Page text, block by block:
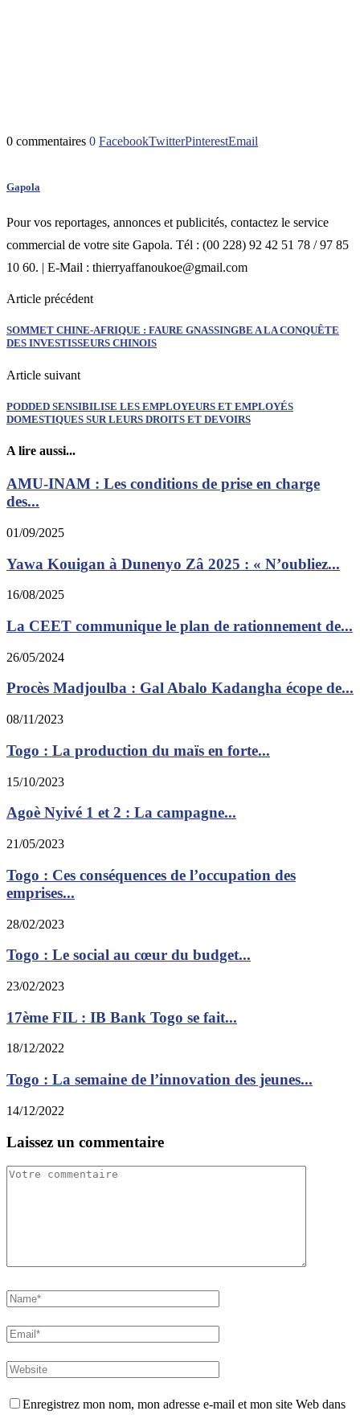
0 commentaires 0 FacebookTwitterPinterestEmail
Gapola
Pour vos reportages, annonces et publicités, contactez le service
commercial de votre site Gapola. Tél : (00 228) 92 42 51 78 / 97 85
10 60. | E-Mail : thierryaffanoukoe@gmail.com
Article précédent
SOMMET CHINE-AFRIQUE : FAURE GNASSINGBE A LA CONQUÊTE
DES INVESTISSEURS CHINOIS
Article suivant
PODDED SENSIBILISE LES EMPLOYEURS ET EMPLOYÉS
DOMESTIQUES SUR LEURS DROITS ET DEVOIRS
A lire aussi...
AMU-INAM : Les conditions de prise en charge
des...
01/09/2025
Yawa Kouigan à Dunenyo Zâ 2025 : « N’oubliez...
16/08/2025
La CEET communique le plan de rationnement de...
26/05/2024
Procès Madjoulba : Gal Abalo Kadangha écope de...
08/11/2023
Togo : La production du maïs en forte...
15/10/2023
Agoè Nyivé 1 et 2 : La campagne...
21/05/2023
Togo : Ces conséquences de l’occupation des
emprises...
28/02/2023
Togo : Le social au cœur du budget...
23/02/2023
17ème FIL : IB Bank Togo se fait...
18/12/2022
Togo : La semaine de l’innovation des jeunes...
14/12/2022
Laissez un commentaire
Enregistrez mon nom, mon adresse e-mail et mon site Web dans